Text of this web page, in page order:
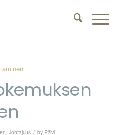
, Johtajuus / by Päivi